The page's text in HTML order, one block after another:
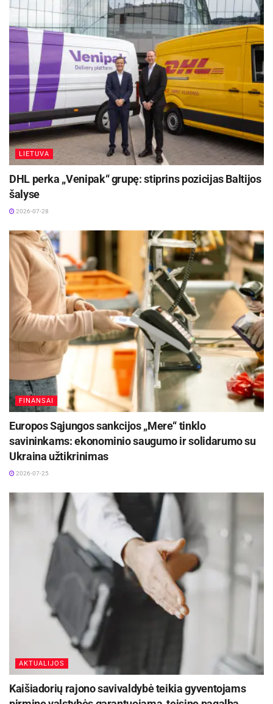
LIETUVA
DHL perka „Venipak“ grupę: stiprins pozicijas Baltijos
šalyse
2026-07-28
FINANSAI
Europos Sąjungos sankcijos „Mere“ tinklo
savininkams: ekonominio saugumo ir solidarumo su
Ukraina užtikrinimas
2026-07-25
AKTUALIJOS
Kaišiadorių rajono savivaldybė teikia gyventojams